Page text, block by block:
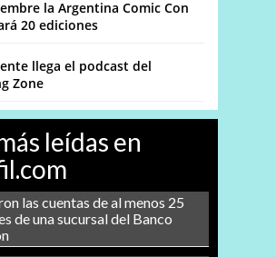
la Argentina Comic Con
20 ediciones
llega el podcast del
Zone
leídas en
las cuentas de al menos 25
de una sucursal del Banco